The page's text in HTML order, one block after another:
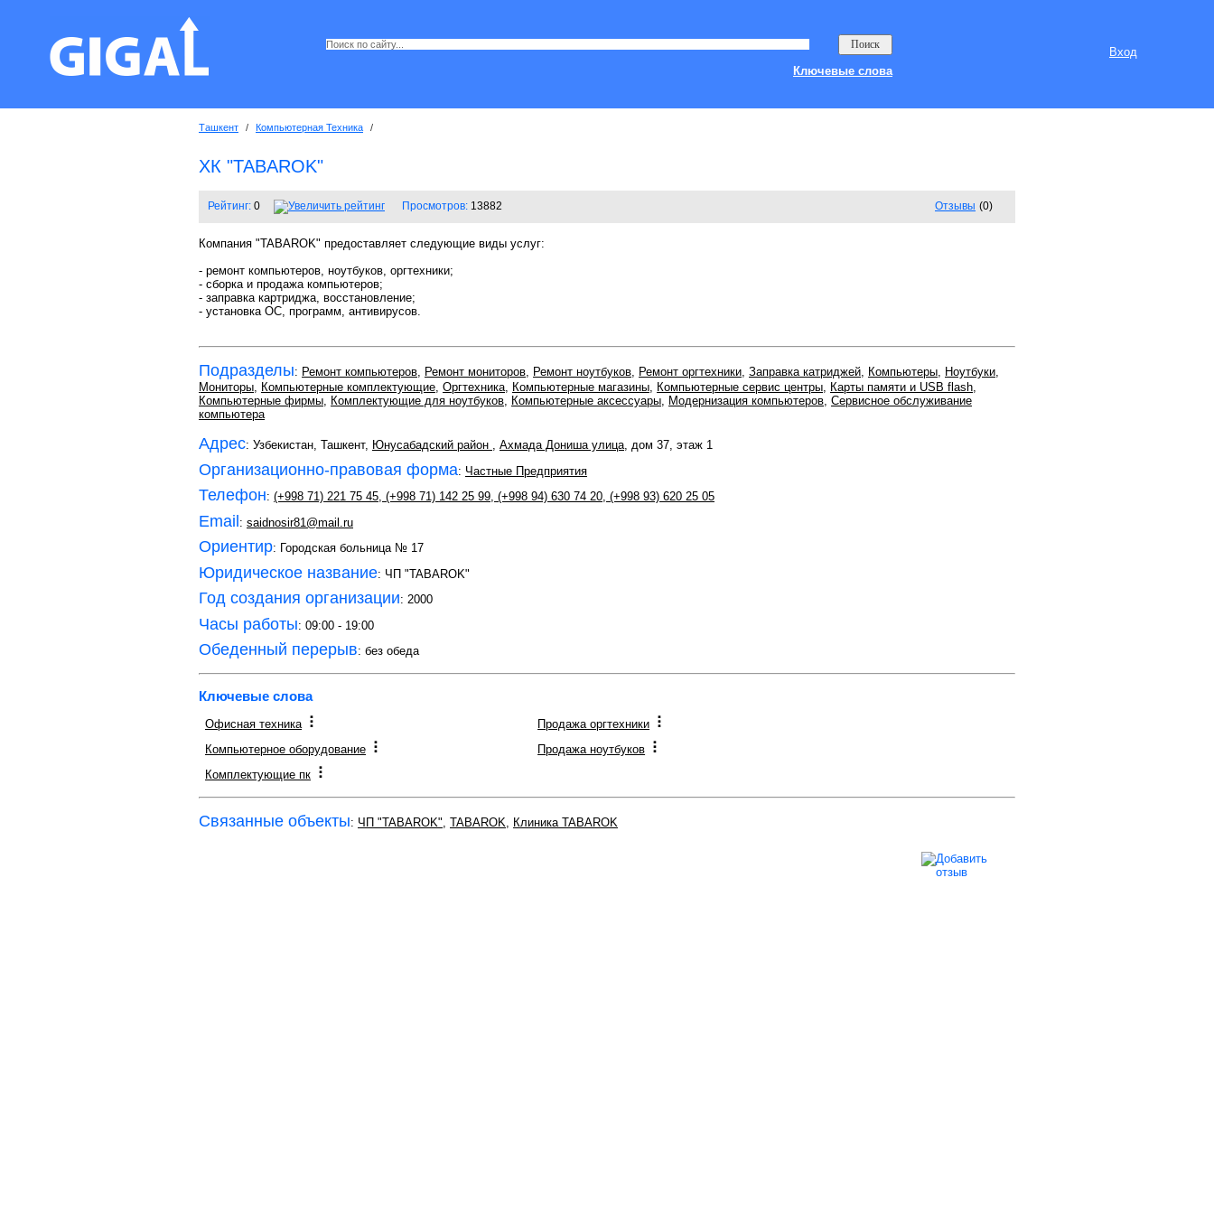
Вход
Ключевые слова
Ташкент / Компьютерная Техника /
ХК "TABAROK"
Рейтинг: 0 Просмотров: 13882 Отзывы (0)
Компания "TABAROK" предоставляет следующие виды услуг:
- ремонт компьютеров, ноутбуков, оргтехники;
- сборка и продажа компьютеров;
- заправка картриджа, восстановление;
- установка ОС, программ, антивирусов.
Подразделы: Ремонт компьютеров, Ремонт мониторов, Ремонт ноутбуков, Ремонт оргтехники, Заправка катриджей, Компьютеры, Ноутбуки,
Мониторы, Компьютерные комплектующие, Оргтехника, Компьютерные магазины, Компьютерные сервис центры, Карты памяти и USB flash,
Компьютерные фирмы, Комплектующие для ноутбуков, Компьютерные аксессуары, Модернизация компьютеров, Сервисное обслуживание
компьютера
Адрес: Узбекистан, Ташкент, Юнусабадский район , Ахмада Дониша улица, дом 37, этаж 1
Организационно-правовая форма: Частные Предприятия
Телефон: (+998 71) 221 75 45, (+998 71) 142 25 99, (+998 94) 630 74 20, (+998 93) 620 25 05
Email: saidnosir81@mail.ru
Ориентир: Городская больница № 17
Юридическое название: ЧП "TABAROK"
Год создания организации: 2000
Часы работы: 09:00 - 19:00
Обеденный перерыв: без обеда
Ключевые слова
Офисная техника
Компьютерное оборудование
Комплектующие пк
Продажа оргтехники
Продажа ноутбуков
Связанные объекты: ЧП "TABAROK", TABAROK, Клиника TABAROK